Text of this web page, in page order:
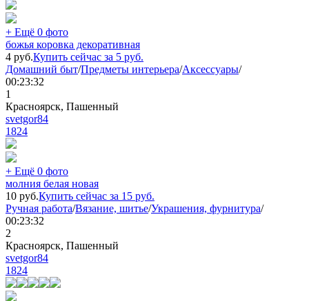
+ Ещё 0 фото
божья коровка декоративная
4 руб.Купить сейчас за 5 руб.
Домашний быт/Предметы интерьера/Аксессуары/
00:23:32
1
Красноярск, Пашенный
svetgor84
1824
+ Ещё 0 фото
молния белая новая
10 руб.Купить сейчас за 15 руб.
Ручная работа/Вязание, шитье/Украшения, фурнитура/
00:23:32
2
Красноярск, Пашенный
svetgor84
1824